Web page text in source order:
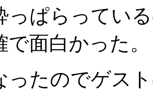
っぱらってい
面白かった。
たのでゲス